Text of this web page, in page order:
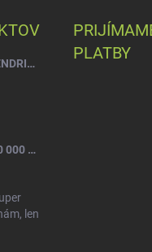
90-DŇOVÝ PROGRAM KOLAGENDRINK COLLAGEN BEAUTY TROJZLOŽKOVÝ (TYP 1, 2 & 3) RYBÍ HYDROLYZOVANÝ KOLAGÉN 3 X 330 G
KOLAGENDRINK COLLAGEN 10 000 HYDROLYZOVANÝ HOVÄDZÍ KOLAGÉN 300 G
len
PLATBY